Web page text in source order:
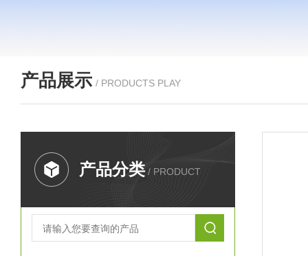
产品展示 / PRODUCTS PLAY
产品分类 / PRODUCT